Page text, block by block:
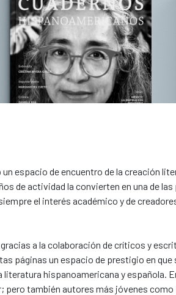
espacio de encuentro de la creación
de actividad la convierten en una de
el interés académico y de
a la colaboración de críticos y
páginas un espacio de prestigio en que
hispanoamericana y española.
también autores más jóvenes como